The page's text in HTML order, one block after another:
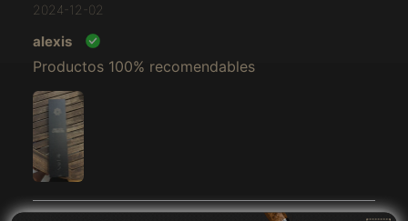
2024-12-02
alexis
Productos 100% recomendables
Alemanha (MXN $)
Andorra (MXN $)
Anguila (MXN $)
Antígua e Barbuda
(MXN $)
Arábia Saudita (MXN